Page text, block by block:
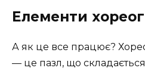
Елементи
А як це все працює?
— це пазл, що складається